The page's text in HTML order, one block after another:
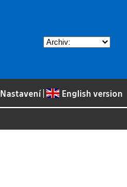
Nastavení| English version